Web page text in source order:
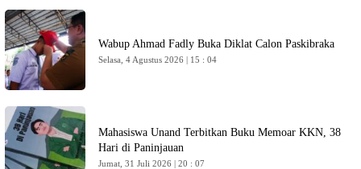
Wabup Ahmad Fadly Buka Diklat Calon Paskibraka
Selasa, 4 Agustus 2026 | 15 : 04
Mahasiswa Unand Terbitkan Buku Memoar KKN, 38
Hari di Paninjauan
Jumat, 31 Juli 2026 | 20 : 07